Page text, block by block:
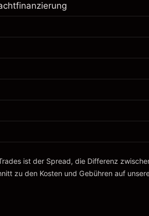
%
~
%
ist der Spread, die Differenz
zu den Kosten und Gebühren auf